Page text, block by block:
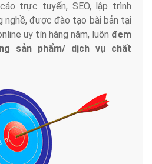
trực tuyến, SEO, lập trình
nghề, được đào tạo bài bản tại
uy tín hàng năm, luôn đem
sản phẩm/ dịch vụ chất